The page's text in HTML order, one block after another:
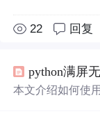
22 回复
python满屏
本文介绍如何使